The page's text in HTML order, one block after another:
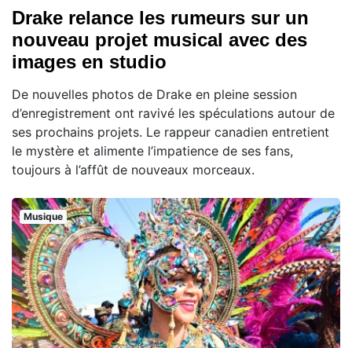
Drake relance les rumeurs sur un
nouveau projet musical avec des
images en studio
De nouvelles photos de Drake en pleine session
d’enregistrement ont ravivé les spéculations autour de
ses prochains projets. Le rappeur canadien entretient
le mystère et alimente l’impatience de ses fans,
toujours à l’affût de nouveaux morceaux.
Musique